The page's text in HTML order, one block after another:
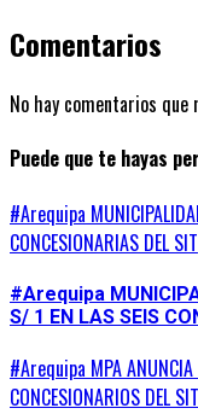
Comentarios
No hay comentarios que
Puede que te hayas
#Arequipa
CONCESIONARIAS DEL SIT
#Arequipa
S/ 1 EN LAS SEIS
#Arequipa MPA ANUNCIA
CONCESIONARIOS DEL SIT